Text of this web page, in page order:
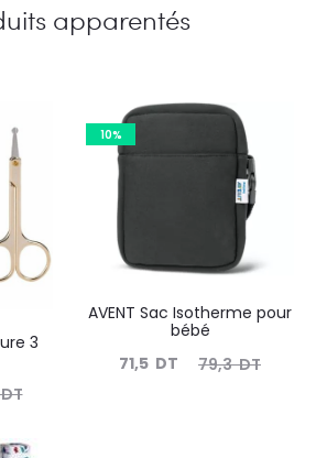
apparentés
3
10%
AVENT Sac Isotherme pour
bébé
79,3DT
Le
71,5 DT